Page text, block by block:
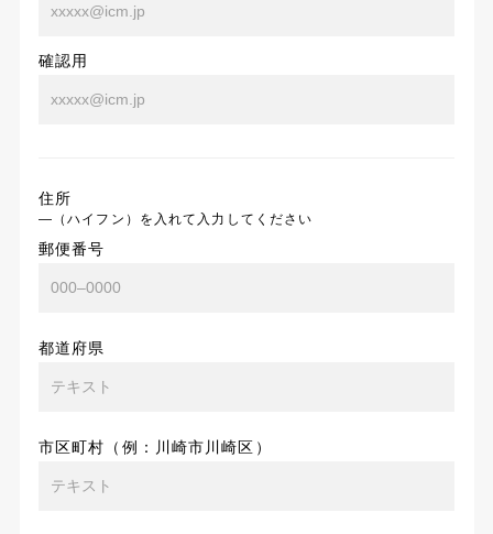
確認用
住所
―（ハイフン）を入れて入力してください
郵便番号
都道府県
市区町村（例：川崎市川崎区）